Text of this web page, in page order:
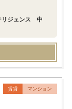
リジェンス 中
賃貸 マンション